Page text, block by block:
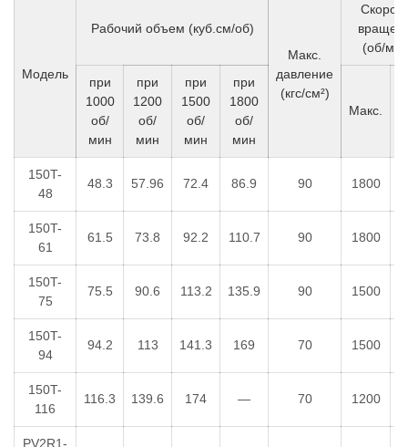
Модель
Рабочий объем (куб.см/об)
Макс.
давление
(кгс/см²)
(об/
при
1000
об/
мин
при
1200
об/
мин
при
1500
об/
мин
при
1800
об/
мин
Макс.
150T-
48
48.3 57.96 72.4 86.9 90 1800
150T-
61
61.5 73.8 92.2 110.7 90 1800
150T-
75
75.5 90.6 113.2 135.9 90 1500
150T-
94
94.2 113 141.3 169 70 1500
150T-
116
116.3 139.6 174 — 70 1200
PV2R1-